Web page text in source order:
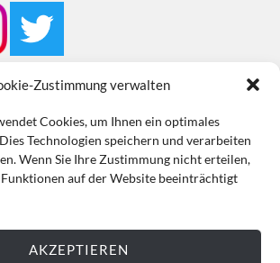
Zustimmung verwalten
Cookies, um Ihnen ein optimales
Technologien speichern und verarbeiten
Wenn Sie Ihre Zustimmung nicht erteilen,
auf der Website beeinträchtigt
AKZEPTIEREN
Kundeninformationen Datenschutz
(EU) Impressum
WIDERRUFEN